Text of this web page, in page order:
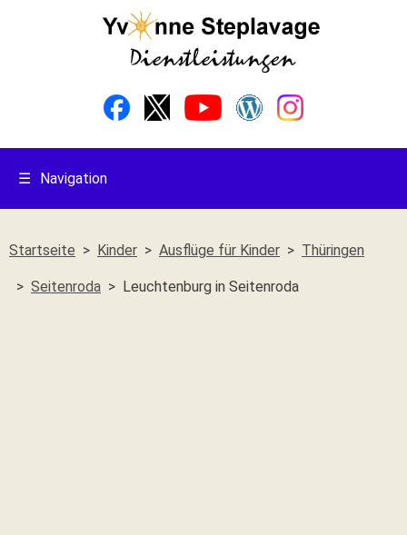
☰ Navigation
Startseite Kinder Ausflüge für Kinder Thüringen
Seitenroda Leuchtenburg in Seitenroda